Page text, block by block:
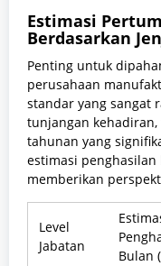
Estimasi
Berdasarkan
Penting untuk
perusahaan
standar yang sangat
tunjangan
tahunan yang
estimasi
memberikan
Level
Jabatan
Bulan